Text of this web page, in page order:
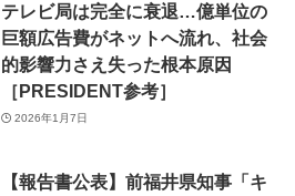
テレビ局は完全に衰退…億単位の
巨額広告費がネットへ流れ、社会
的影響力さえ失った根本原因
［PRESIDENT参考］
2026年1月7日
【報告書公表】前福井県知事「キ